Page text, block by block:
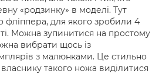
«родзинку» в моделі. Тут
фліппера, для якого зробили 4
Можна зупинитися на простому
вибрати щось із
з малюнками. Це стильно
такого ножа виділитися